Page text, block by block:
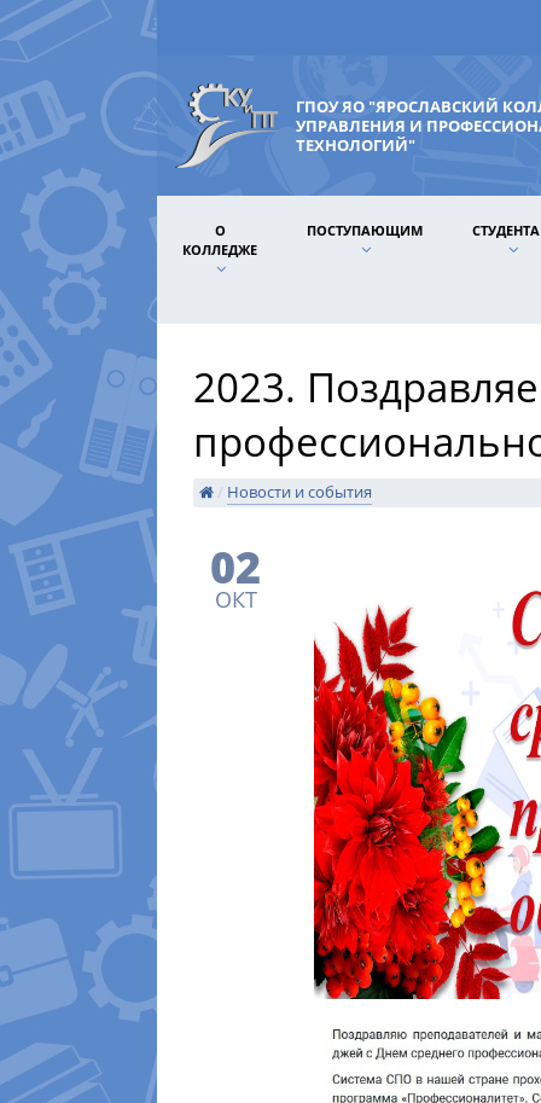
ГПОУ ЯО "ЯРОСЛАВСКИЙ
УПРАВЛЕНИЯ И
ТЕХНОЛОГИЙ"
О
КОЛЛЕДЖЕ
ПОСТУПАЮЩИМ
2023.
/ Новости и события
02
ОКТ